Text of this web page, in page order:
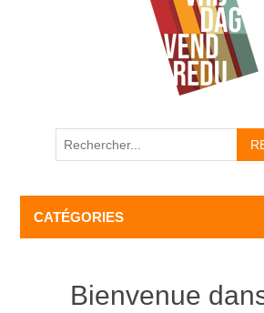
CATÉGORIES
Bienvenue